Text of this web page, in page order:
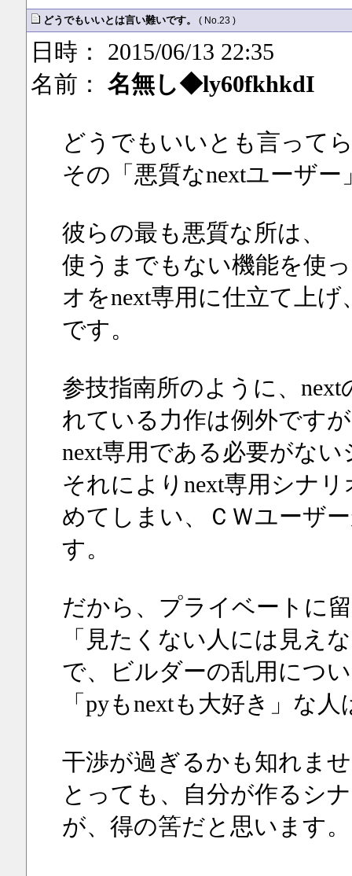
どうでもいいとは言い難いです。 ( No.23 )
日時： 2015/06/13 22:35
名前： 名無し◆ly60fkhkdI
どうでもいいとも言って
その「悪質なnextユーザ
彼らの最も悪質な所は、
使うまでもない機能を使
オをnext専用に仕立て上
です。
参技指南所のように、
れている力作は例外です
next専用である必要がな
それによりnext専用シナ
めてしまい、ＣＷユーザ
す。
だから、プライベートに
「見たくない人には見え
で、ビルダーの乱用につ
「pyもnextも大好き」な
干渉が過ぎるかも知れま
とっても、自分が作るシ
が、得の筈だと思います。